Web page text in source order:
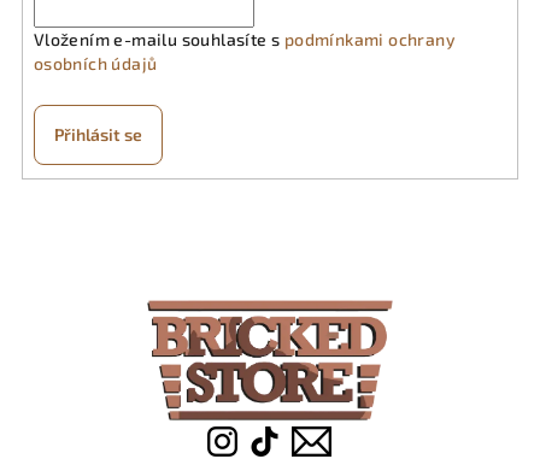
Vložením e-mailu souhlasíte s podmínkami ochrany
osobních údajů
Přihlásit se